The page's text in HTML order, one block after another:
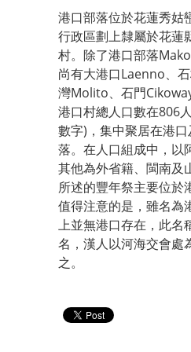
港口部落位於花蓮秀姑
行政區劃上隸屬於花蓮
村。除了港口部落
尚有大港口Laenno、
灣Molito、石門
港口村總人口數在806
數字)，集中聚居在港
落。在人口組成中，以
其他為外省籍、閩南及
所述的豐年祭主要位於
值得注意的是，雖名為
上並無港口存在，此名
名，漢人以河海交會處
之。